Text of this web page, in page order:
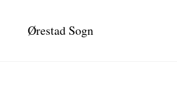
Ørestad Sogn